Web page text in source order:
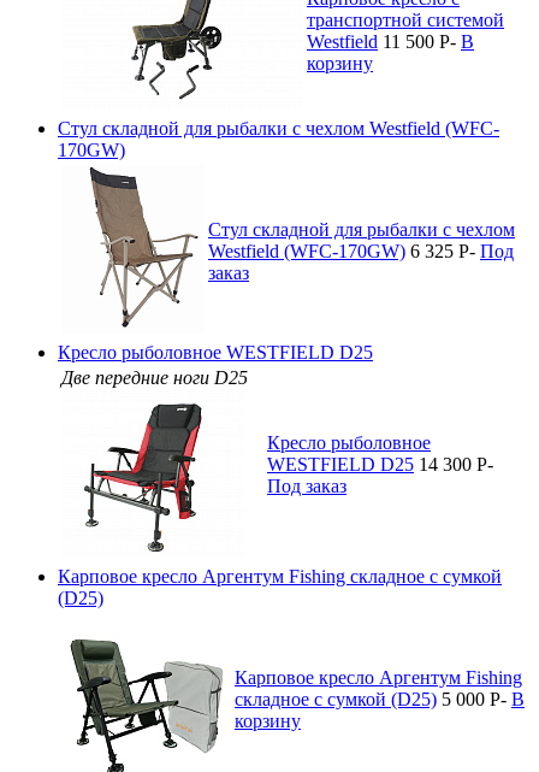
транспортной системой
Westfield 11 500 P- В
корзину
Стул складной для рыбалки с чехлом Westfield (WFC-
170GW)
Стул складной для рыбалки с чехлом
Westfield (WFC-170GW) 6 325 P- Под
заказ
Кресло рыболовное WESTFIELD D25
Две передние ноги D25
Кресло рыболовное
WESTFIELD D25 14 300 P-
Под заказ
Карповое кресло Аргентум Fishing складное с сумкой
(D25)
Карповое кресло Аргентум Fishing
складное с сумкой (D25) 5 000 P- В
корзину